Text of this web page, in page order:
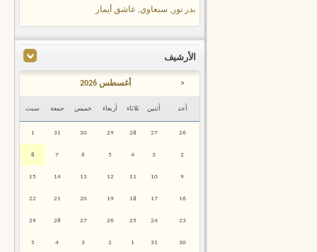
بدر نور , سبعاوي, عاشق أيمار
الأرشيف
< أغسطس 2026
أحد أثنين ثلاثاء أربعاء خميس جمعة سبت
26
27
28
29
30
31
1
2
3
4
5
6
7
8
9
10
11
12
13
14
15
16
17
18
19
20
21
22
23
24
25
26
27
28
29
30
31
1
2
3
4
5